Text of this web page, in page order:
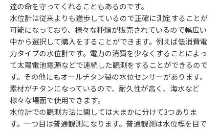
達の命を守ってくれることもあるのです。
水位計は従来よりも進歩しているので正確に測定することが
可能になっており、様々な種類が販売されているので幅広い
中から選択して購入をすることができます。例えば低消費電
力タイプの水位計です。電力の消費を少なくすることによっ
て太陽電池電源などで連続した観測をすることができるので
す。その他にもオールチタン製の水位センサーがあります。
素材がチタンになっているので、耐久性が高く、海水など
様々な場面で使用できます。
水位計での観測方法に関しては大まかに分けて3つありま
す。一つ目は普通観測になります。普通観測は水位標を目で